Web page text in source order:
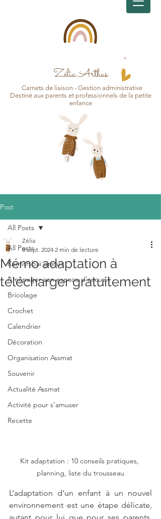
Zélia Arthus
Carnets de liaison - Gestion administrative
Destiné aux parents et professionnels de la petite
enfance
Post
All Posts
Kamishibaï gratuit
Aménager son espace d’accueil
Bricolage
Crochet
Calendrier
Décoration
Organisation Assmat
Souvenir
Actualité Assmat
Activité pour s'amuser
Recette
All Posts
Mémo adaptation à
télécharger gratuitement
Zélia
8 sept. 2024 2 min de lecture
Kit adaptation : 10 conseils pratiques,
planning, liste du trousseau
L’adaptation d’un enfant à un nouvel
environnement est une étape délicate,